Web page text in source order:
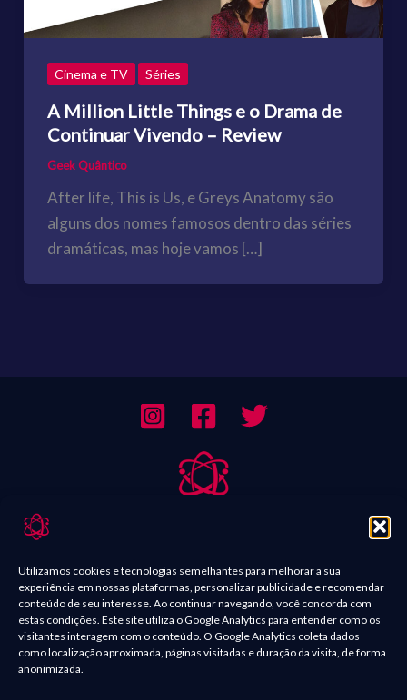
Utilizamos cookies e tecnologias semelhantes para melhorar a sua
experiência em nossas plataformas, personalizar publicidade e recomendar
conteúdo de seu interesse. Ao continuar navegando, você concorda com
estas condições. Este site utiliza o Google Analytics para entender como os
visitantes interagem com o conteúdo. O Google Analytics coleta dados
como localização aproximada, páginas visitadas e duração da visita, de forma
anonimizada.
Cinema e TV Séries
A Million Little Things e o Drama de
Continuar Vivendo – Review
Geek Quântico
After life, This is Us, e Greys Anatomy são
alguns dos nomes famosos dentro das séries
dramáticas, mas hoje vamos […]
Contato
Política de Comentários
Política de Privacidade
Termos e condições